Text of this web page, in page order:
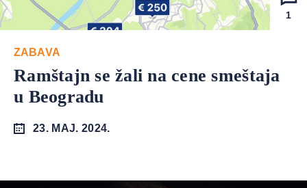
1
ZABAVA
Ramštajn se žali na cene smeštaja
u Beogradu
23. MAJ. 2024.